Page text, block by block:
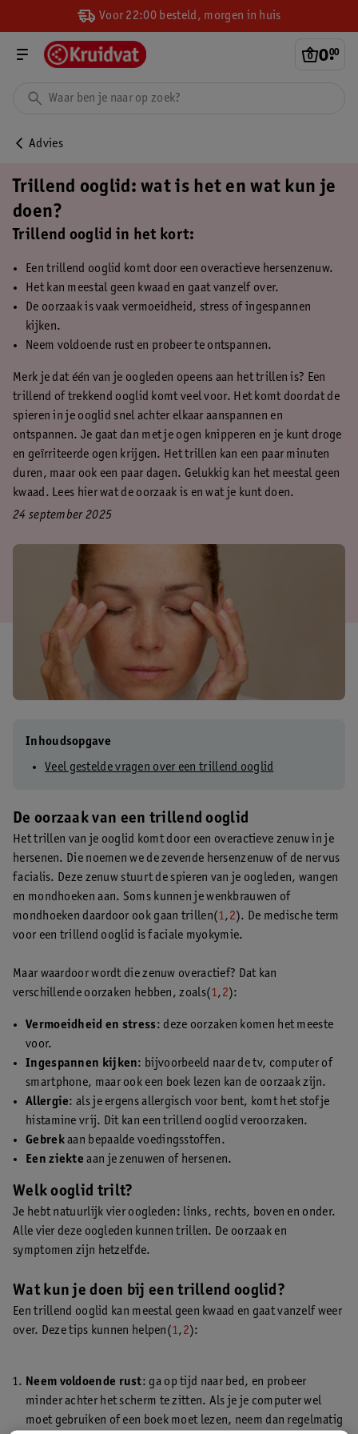
Voor 22:00 besteld, morgen in huis
0.
00
Advies
Trillend ooglid: wat is het en wat kun je
doen?
Trillend ooglid in het kort:
Een trillend ooglid komt door een overactieve hersenzenuw.
Het kan meestal geen kwaad en gaat vanzelf over.
De oorzaak is vaak vermoeidheid, stress of ingespannen
kijken.
Neem voldoende rust en probeer te ontspannen.
Merk je dat één van je oogleden opeens aan het trillen is? Een
trillend of trekkend ooglid komt veel voor. Het komt doordat de
spieren in je ooglid snel achter elkaar aanspannen en
ontspannen. Je gaat dan met je ogen knipperen en je kunt droge
en geïrriteerde ogen krijgen. Het trillen kan een paar minuten
duren, maar ook een paar dagen. Gelukkig kan het meestal geen
kwaad. Lees hier wat de oorzaak is en wat je kunt doen.
24 september 2025
Inhoudsopgave
Veel gestelde vragen over een trillend ooglid
De oorzaak van een trillend ooglid
Het trillen van je ooglid komt door een overactieve zenuw in je
hersenen. Die noemen we de zevende hersenzenuw of de nervus
facialis. Deze zenuw stuurt de spieren van je oogleden, wangen
en mondhoeken aan. Soms kunnen je wenkbrauwen of
mondhoeken daardoor ook gaan trillen(1,2). De medische term
voor een trillend ooglid is faciale myokymie.
Maar waardoor wordt die zenuw overactief? Dat kan
verschillende oorzaken hebben, zoals(1,2):
Vermoeidheid en stress: deze oorzaken komen het meeste
voor.
Ingespannen kijken: bijvoorbeeld naar de tv, computer of
smartphone, maar ook een boek lezen kan de oorzaak zijn.
Allergie: als je ergens allergisch voor bent, komt het stofje
histamine vrij. Dit kan een trillend ooglid veroorzaken.
Gebrekaan bepaalde voedingsstoffen.
Een ziekte aan je zenuwen of hersenen.
Welk ooglid trilt?
Je hebt natuurlijk vier oogleden: links, rechts, boven en onder.
Alle vier deze oogleden kunnen trillen. De oorzaak en
symptomen zijn hetzelfde.
Wat kun je doen bij een trillend ooglid?
Een trillend ooglid kan meestal geen kwaad en gaat vanzelf weer
over. Deze tips kunnen helpen(1,2):
Neem voldoende rust: ga op tijd naar bed, en probeer
minder achter het scherm te zitten. Als je je computer wel
moet gebruiken of een boek moet lezen, neem dan regelmatig